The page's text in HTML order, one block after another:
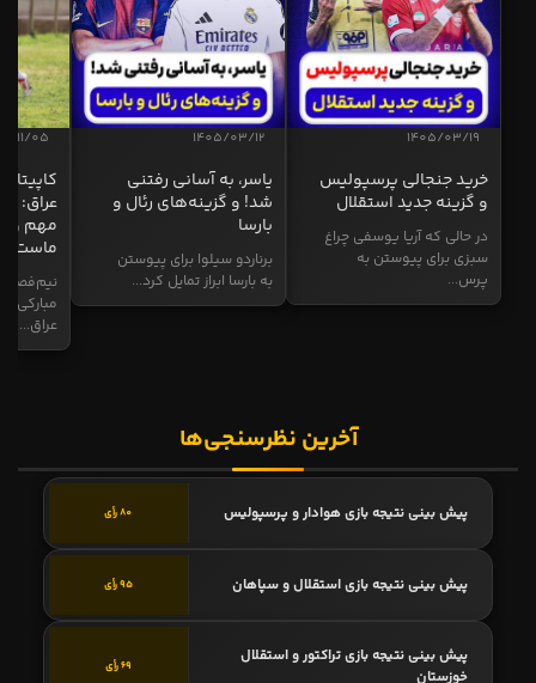
1405/03/19
خرید جنجالی پرسپولیس
و گزینه جدید استقلال
در حالی که آریا یوسفی چراغ
سبزی برای پیوستن به
پرس...
1405/03/12
یاسر، به آسانی رفتنی
شد! و گزینه‌های رئال و
بارسا
برناردو سیلوا برای پیوستن
به بارسا ابراز تمایل کرد...
11/05
عراق:
مهم و
ماست
نیم‌فصل
مبارکی
عراق...
آخرین نظرسنجی‌ها
پیش بینی نتیجه بازی هوادار و پرسپولیس 80 رأی
پیش بینی نتیجه بازی استقلال و سپاهان 95 رأی
پیش بینی نتیجه بازی تراکتور و استقلال
خوزستان
69 رأی